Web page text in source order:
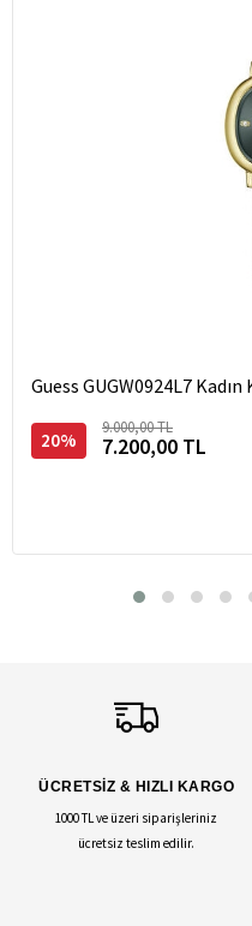
Guess GUGW0924L7
20%
9.000,00 TL
7.200,00 TL
ÜCRETSİZ & HIZLI KARGO
1000 TL ve üzeri siparişleriniz
ücretsiz teslim edilir.